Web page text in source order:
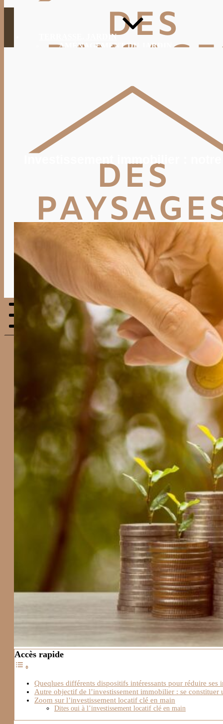
TERRASSE, JARDIN
AMÉNAGEMENT DU JARDIN
VIE PRATIQUE
ENERGIE
TRAVAUX
DEVIS
Rechercher
Rechercher :
Accès rapide
Queqlues différents dispositifs intéressants pour réduire ses
Autre objectif de l’investissement immobilier : se constituer
Zoom sur l’investissement locatif clé en main
Dites oui à l’investissement locatif clé en main